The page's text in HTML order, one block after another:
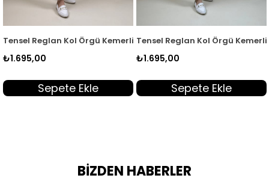
Tunik Acı Kahve EYL 2172
Tensel Reglan Kol Örgü Kemerli Kadın Tunik Yeşil EYL 2172
₺1.695,00
Sepete Ekle
Tensel Reglan Kol Örgü Kemerli
₺1.695,00
Sepete Ekle
BİZDEN HABERLER